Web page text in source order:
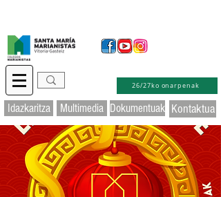
26/27ko onarpenak
Idazkaritza Multimedia Dokumentuak Kontaktua